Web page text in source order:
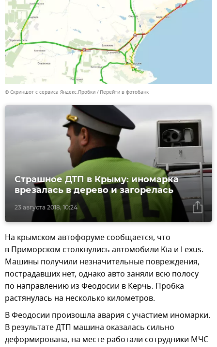
© Скриншот с сервиса Яндекс.Пробки Перейти в фотобанк
23 августа 2018, 10:24
Страшное ДТП в Крыму: иномарка
врезалась в дерево и загорелась
На крымском автофоруме сообщается, что
в Приморском столкнулись автомобили Kia и Lexus.
Машины получили незначительные повреждения,
пострадавших нет, однако авто заняли всю полосу
по направлению из Феодосии в Керчь. Пробка
растянулась на несколько километров.
В Феодосии произошла авария с участием иномарки.
В результате ДТП машина оказалась сильно
деформирована, на месте работали сотрудники МЧС